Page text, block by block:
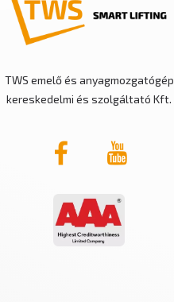
TWS emelő és anyagmozgatógép
kereskedelmi és szolgáltató Kft.